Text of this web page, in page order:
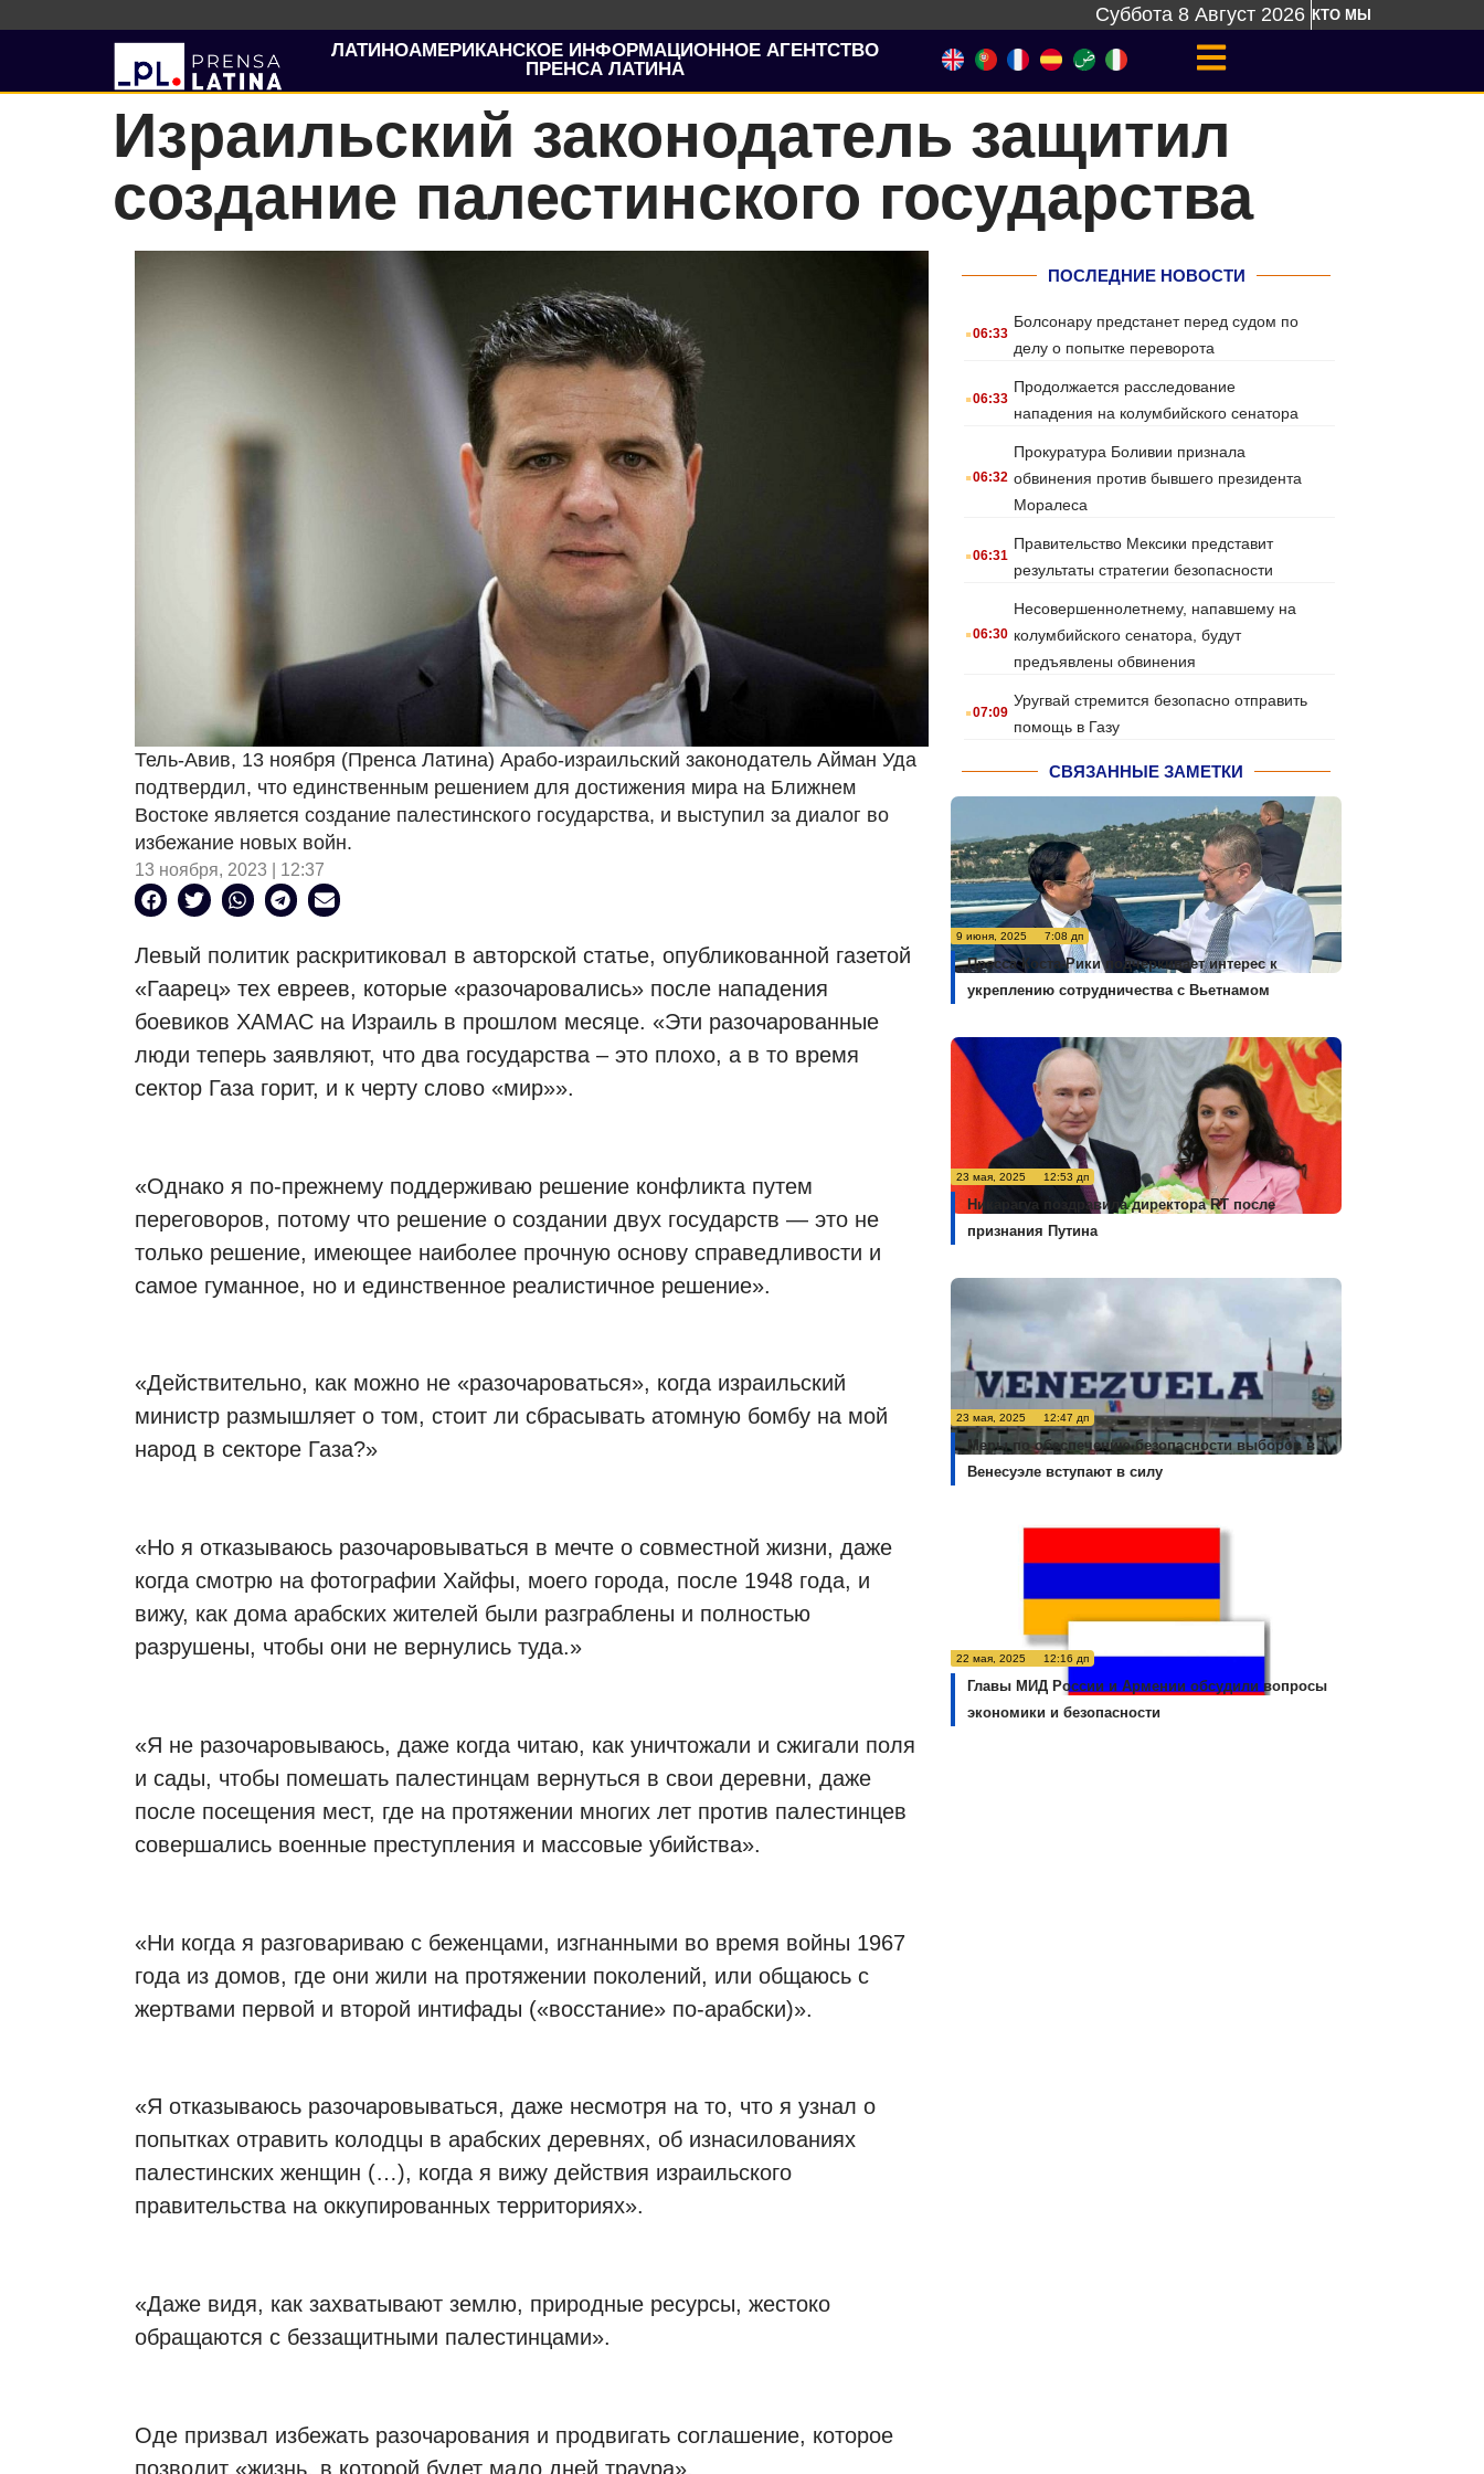
Суббота 8 Август 2026 КТО МЫ
ЛАТИНОАМЕРИКАНСКОЕ ИНФОРМАЦИОННОЕ АГЕНТСТВО
ПРЕНСА ЛАТИНА
Израильский законодатель защитил
создание палестинского государства
Тель-Авив, 13 ноября (Пренса Латина) Арабо-израильский законодатель Айман Уда
подтвердил, что единственным решением для достижения мира на Ближнем
Востоке является создание палестинского государства, и выступил за диалог во
избежание новых войн.
13 ноября, 2023 | 12:37
Левый политик раскритиковал в авторской статье, опубликованной газетой
«Гаарец» тех евреев, которые «разочаровались» после нападения
боевиков ХАМАС на Израиль в прошлом месяце. «Эти разочарованные
люди теперь заявляют, что два государства – это плохо, а в то время
сектор Газа горит, и к черту слово «мир»».
«Однако я по-прежнему поддерживаю решение конфликта путем
переговоров, потому что решение о создании двух государств — это не
только решение, имеющее наиболее прочную основу справедливости и
самое гуманное, но и единственное реалистичное решение».
«Действительно, как можно не «разочароваться», когда израильский
министр размышляет о том, стоит ли сбрасывать атомную бомбу на мой
народ в секторе Газа?»
«Но я отказываюсь разочаровываться в мечте о совместной жизни, даже
когда смотрю на фотографии Хайфы, моего города, после 1948 года, и
вижу, как дома арабских жителей были разграблены и полностью
разрушены, чтобы они не вернулись туда.»
«Я не разочаровываюсь, даже когда читаю, как уничтожали и сжигали поля
и сады, чтобы помешать палестинцам вернуться в свои деревни, даже
после посещения мест, где на протяжении многих лет против палестинцев
совершались военные преступления и массовые убийства».
«Ни когда я разговариваю с беженцами, изгнанными во время войны 1967
года из домов, где они жили на протяжении поколений, или общаюсь с
жертвами первой и второй интифады («восстание» по-арабски)».
«Я отказываюсь разочаровываться, даже несмотря на то, что я узнал о
попытках отравить колодцы в арабских деревнях, об изнасилованиях
палестинских женщин (…), когда я вижу действия израильского
правительства на оккупированных территориях».
«Даже видя, как захватывают землю, природные ресурсы, жестоко
обращаются с беззащитными палестинцами».
Оде призвал избежать разочарования и продвигать соглашение, которое
позволит «жизнь, в которой будет мало дней траура».
ПОСЛЕДНИЕ НОВОСТИ
.06:33
Болсонару предстанет перед судом по
делу о попытке переворота
.06:33
Продолжается расследование
нападения на колумбийского сенатора
.06:32
Прокуратура Боливии признала
обвинения против бывшего президента
Моралеса
.06:31
Правительство Мексики представит
результаты стратегии безопасности
.06:30
Несовершеннолетнему, напавшему на
колумбийского сенатора, будут
предъявлены обвинения
.07:09
Уругвай стремится безопасно отправить
помощь в Газу
СВЯЗАННЫЕ ЗАМЕТКИ
9 июня, 2025 7:08 дп
Пресса Коста-Рики подчеркивает интерес к
укреплению сотрудничества с Вьетнамом
23 мая, 2025 12:53 дп
Никарагуа поздравила директора RT после
признания Путина
23 мая, 2025 12:47 дп
Меры по обеспечению безопасности выборов в
Венесуэле вступают в силу
22 мая, 2025 12:16 дп
Главы МИД России и Армении обсудили вопросы
экономики и безопасности